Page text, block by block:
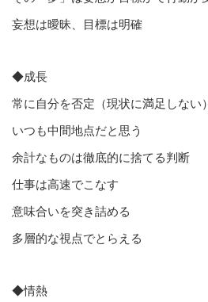
妄想は曖昧、目標は明確
◆成長
常に自分を否定（現状に満足しない）
いつも中間地点だと思う
余計なものは徹底的に捨てる判断
仕事は高速でこなす
意味合いを突き詰める
多層的な視点でとらえる
◆情熱